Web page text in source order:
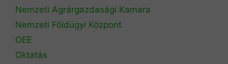
Nemzeti Agrárgazdasági Kamara
Nemzeti Földügyi Központ
OEE
Oktatás